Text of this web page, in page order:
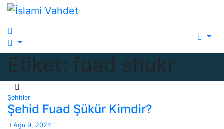
Skip
content
Etiket: fuad shukr
Şehitler
Şehid Fuad Şükür Kimdir?
Ağu 9, 2024